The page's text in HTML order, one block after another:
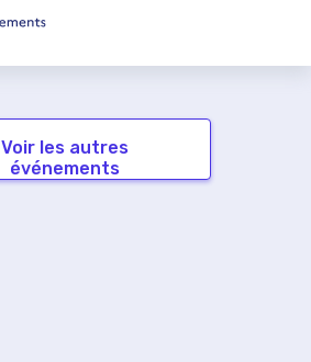
Voir les autres
événements